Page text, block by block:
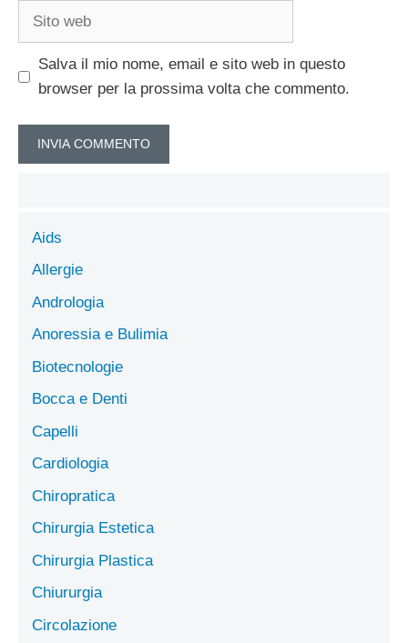
Sito
Salva il mio nome, email e sito web in questo
browser per la prossima volta che commento.
Aids
Allergie
Andrologia
Anoressia e Bulimia
Biotecnologie
Bocca e Denti
Capelli
Cardiologia
Chiropratica
Chirurgia Estetica
Chirurgia Plastica
Chiururgia
Circolazione